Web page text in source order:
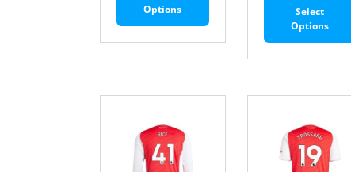
Options
Select
Options